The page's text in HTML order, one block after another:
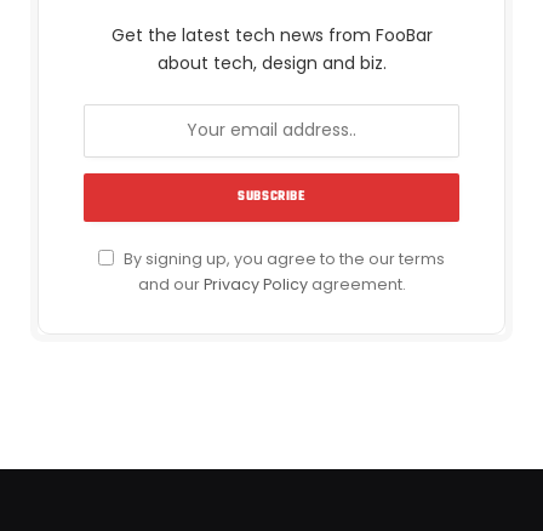
Get the latest tech news from FooBar
about tech, design and biz.
By signing up, you agree to the our terms
and ourPrivacy Policyagreement.